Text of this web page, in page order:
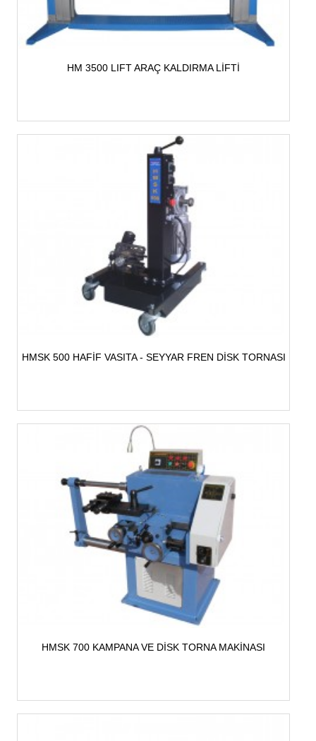
HM 3500 LIFT ARAÇ KALDIRMA LİFTİ
HMSK 500 HAFİF VASITA - SEYYAR FREN DİSK TORNASI
HMSK 700 KAMPANA VE DİSK TORNA MAKİNASI